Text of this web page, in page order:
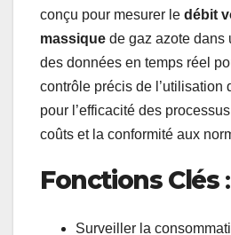
conçu pour mesurer le débit
massique de gaz azote dans
des données en temps réel
contrôle précis de l’utilisation
pour l’efficacité des
coûts et la conformité aux
Fonctions Clés:
Surveiller la